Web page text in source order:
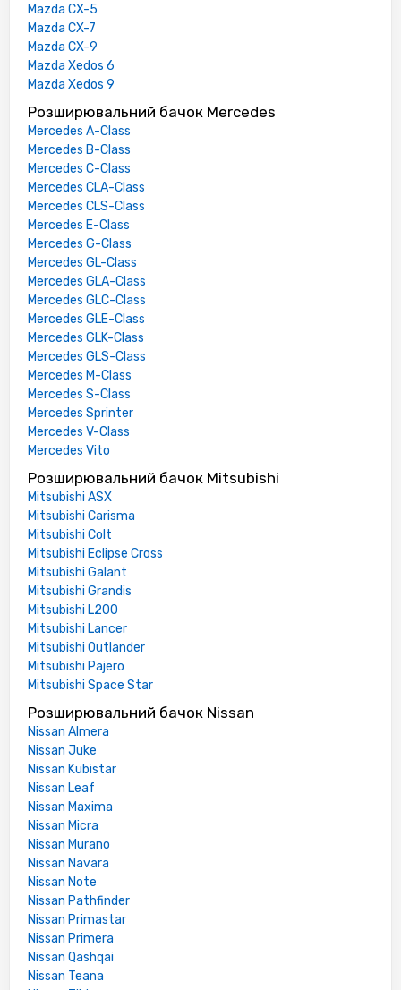
Mazda CX-5
Mazda CX-7
Mazda CX-9
Mazda Xedos 6
Mazda Xedos 9
Розширювальний бачок Mercedes
Mercedes A-Class
Mercedes B-Class
Mercedes C-Class
Mercedes CLA-Class
Mercedes CLS-Class
Mercedes E-Class
Mercedes G-Class
Mercedes GL-Class
Mercedes GLA-Class
Mercedes GLC-Class
Mercedes GLE-Class
Mercedes GLK-Class
Mercedes GLS-Class
Mercedes M-Class
Mercedes S-Class
Mercedes Sprinter
Mercedes V-Class
Mercedes Vito
Розширювальний бачок Mitsubishi
Mitsubishi ASX
Mitsubishi Carisma
Mitsubishi Colt
Mitsubishi Eclipse Cross
Mitsubishi Galant
Mitsubishi Grandis
Mitsubishi L200
Mitsubishi Lancer
Mitsubishi Outlander
Mitsubishi Pajero
Mitsubishi Space Star
Розширювальний бачок Nissan
Nissan Almera
Nissan Juke
Nissan Kubistar
Nissan Leaf
Nissan Maxima
Nissan Micra
Nissan Murano
Nissan Navara
Nissan Note
Nissan Pathfinder
Nissan Primastar
Nissan Primera
Nissan Qashqai
Nissan Teana